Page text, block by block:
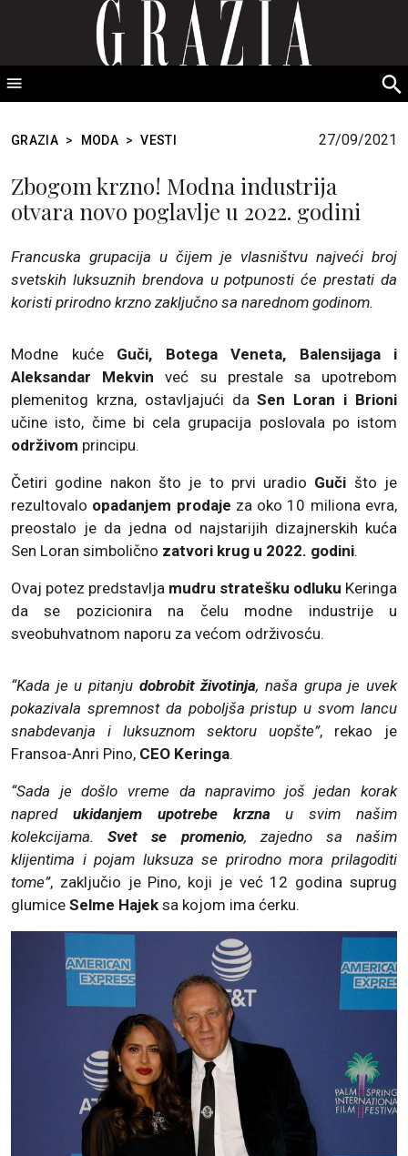
GRAZIA Srbija
GRAZIA > MODA > VESTI 27/09/2021
Zbogom krzno! Modna industrija
otvara novo poglavlje u 2022. godini
Francuska grupacija u čijem je vlasništvu najveći broj
svetskih luksuznih brendova u potpunosti će prestati da
koristi prirodno krzno zaključno sa narednom godinom.
Modne kuće Guči, Botega Veneta, Balensijaga i
Aleksandar Mekvinveć su prestale sa upotrebom
plemenitog krzna, ostavljajući daSen Loran i Brioni
učine isto, čime bi cela grupacija poslovala po istom
održivom principu.
Četiri godine nakon što je to prvi uradio Guči što je
rezultovalo opadanjem prodaje za oko 10 miliona evra,
preostalo je da jedna od najstarijih dizajnerskih kuća
Sen Loran simbolično zatvori krug u 2022. godini.
Ovaj potez predstavlja mudru stratešku odluku Keringa
da se pozicionira na čelu modne industrije u
sveobuhvatnom naporu za većom održivosću.
“Kada je u pitanju dobrobit životinja, naša grupa je uvek
pokazivala spremnost da poboljša pristup u svom lancu
snabdevanja i luksuznom sektoru uopšte”, rekao je
Fransoa-Anri Pino, CEO Keringa.
“Sada je došlo vreme da napravimo još jedan korak
napred ukidanjem upotrebe krzna u svim našim
kolekcijama.Svet se promenio, zajedno sa našim
klijentima i pojam luksuza se prirodno mora prilagoditi
tome”, zaključio je Pino, koji je već 12 godina suprug
glumice Selme Hajek sa kojom ima ćerku.